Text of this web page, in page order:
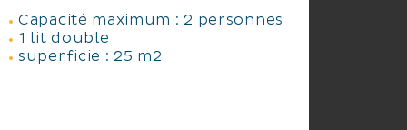
Capacité maximum : 2 personnes
1 lit double
superficie : 25 m2